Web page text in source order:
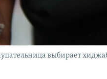
выбирает